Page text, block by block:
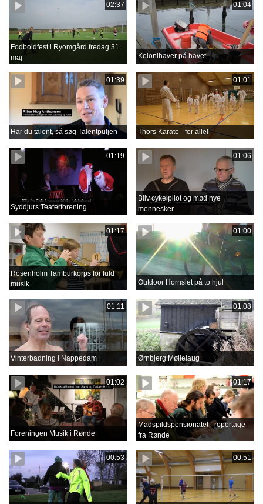
02:37
Fodboldfest i Ryomgård fredag 31.
maj
01:04
Kolonihaver på havet
01:39
Har du talent, så søg Talentpuljen
01:01
Thors Karate - for alle!
01:19
Syddjurs Teaterforening
01:06
Bliv cykelpilot og mød nye
mennesker
01:17
Rosenholm Tamburkorps for fuld
musik
01:00
Outdoor Hornslet på to hjul
01:11
Vinterbadning i Nappedam
01:08
Ørnbjerg Møllelaug
01:02
Foreningen Musik i Rønde
01:17
Madspildspensionatet - reportage
fra Rønde
00:53 00:51